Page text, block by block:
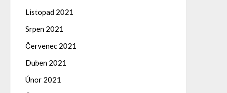
Listopad 2021
Srpen 2021
Červenec 2021
Duben 2021
Únor 2021